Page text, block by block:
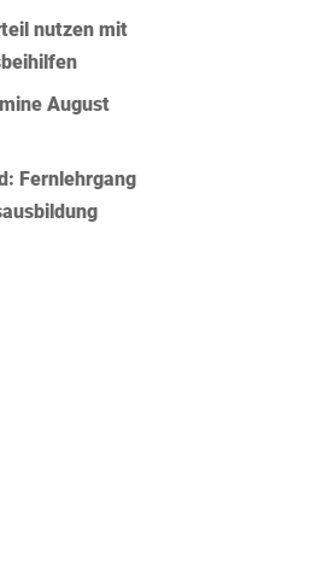
nutzen mit
August
Fernlehrgang